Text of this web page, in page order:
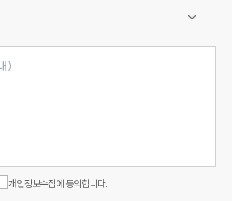
개인정보수집에 동의합니다.